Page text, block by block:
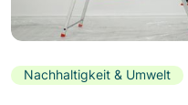
Nachhaltigkeit & Umwelt